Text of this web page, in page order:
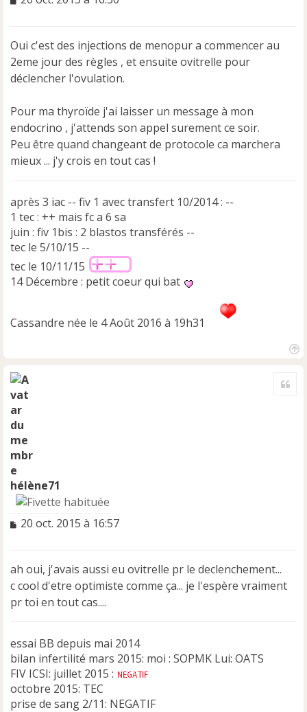
a
g
e
n
l
u
Oui c'est des injections de menopur a commencer au
2eme jour des règles , et ensuite ovitrelle pour
déclencher l'ovulation.
Pour ma thyroïde j'ai laisser un message à mon
endocrino , j'attends son appel surement ce soir.
Peu être quand changeant de protocole ca marchera
mieux ... j'y crois en tout cas !
après 3 iac -- fiv 1 avec transfert 10/2014 : --
1 tec : ++ mais fc a 6 sa
juin : fiv 1bis : 2 blastos transférés --
tec le 5/10/15 --
tec le 10/11/15
14 Décembre : petit coeur qui bat
Cassandre née le 4 Août 2016 à 19h31
hélène71
M
s
a
g
e
n
l
u
20 oct. 2015 à 16:57
ah oui, j'avais aussi eu ovitrelle pr le declenchement...
c cool d'etre optimiste comme ça... je l'espère vraiment
pr toi en tout cas....
essai BB depuis mai 2014
bilan infertilité mars 2015: moi : SOPMK Lui: OATS
FIV ICSI: juillet 2015 :
octobre 2015: TEC
prise de sang 2/11: NEGATIF